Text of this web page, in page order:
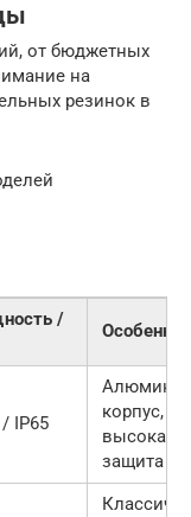
от бюджетных
на
резинок в
/
/ IP65
корпус,
высокая
защита